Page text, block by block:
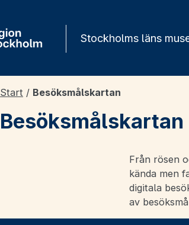
Stockholms läns
Start / Besöksmålskartan
Besöksmålskartan
Från rösen
kända men
digitala
av